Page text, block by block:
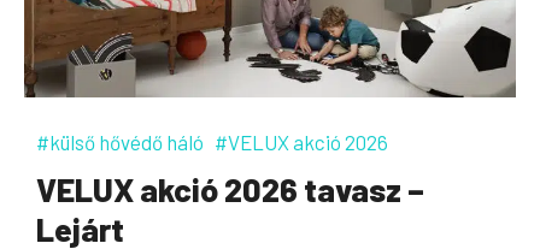
#külső hővédő háló #VELUX akció 2026
VELUX akció 2026 tavasz –
Lejárt